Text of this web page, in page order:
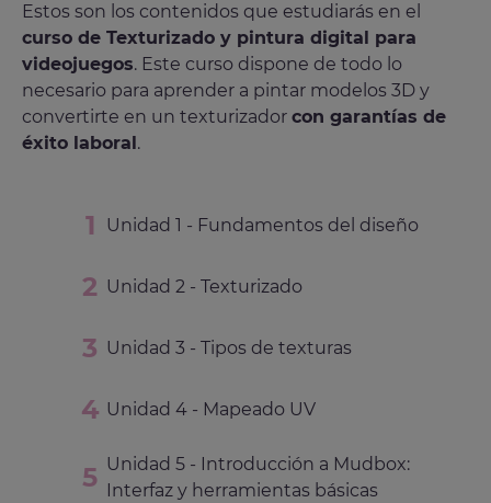
Estos son los contenidos que estudiarás en el
curso de Texturizado y pintura digital para
videojuegos. Este curso dispone de todo lo
necesario para aprender a pintar modelos 3D y
convertirte en un texturizador con garantías de
éxito laboral .
Unidad 1 - Fundamentos del diseño
Unidad 2 - Texturizado
Unidad 3 - Tipos de texturas
Unidad 4 - Mapeado UV
Unidad 5 - Introducción a Mudbox:
Interfaz y herramientas básicas